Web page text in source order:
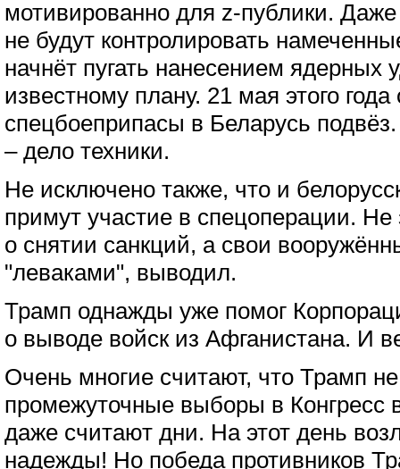
мотивированно для z-публики.
не будут контролировать
начнёт пугать нанесением ядерных
известному плану. 21 мая этого
спецбоеприпасы в Беларусь
– дело техники.
Не исключено также, что и
примут участие в спецоперации.
о снятии санкций, а свои
"леваками", выводил.
Трамп однажды уже помог
о выводе войск из Афганистана. И
Очень многие считают, что Трамп
промежуточные выборы в Конгресс
даже считают дни. На этот день
надежды! Но победа противников